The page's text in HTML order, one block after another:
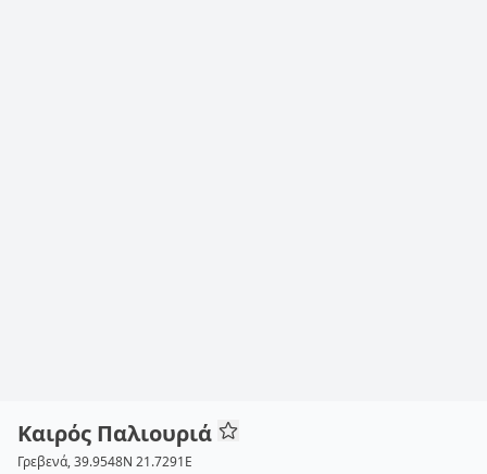
Καιρός Παλιουριά
Γρεβενά, 39.9548N 21.7291E